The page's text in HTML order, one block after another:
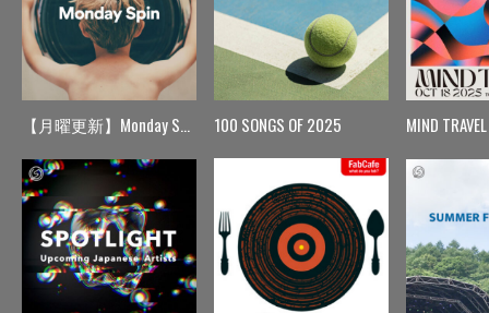
【月曜更新】Monday Spin 100 SONGS OF 2025 MIND TRAVEL